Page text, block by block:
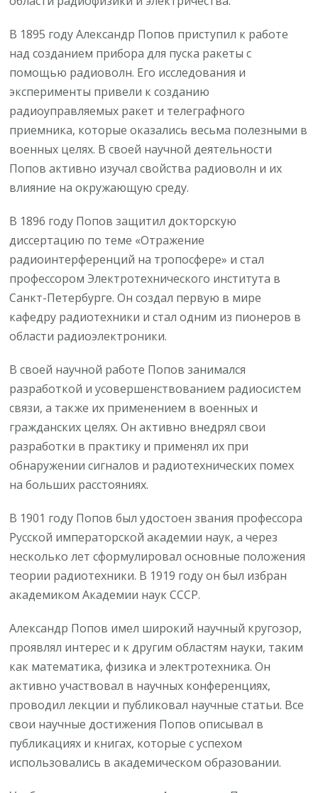
В 1895 году Александр Попов приступил к работе
над созданием прибора для пуска ракеты с
помощью радиоволн. Его исследования и
эксперименты привели к созданию
радиоуправляемых ракет и телеграфного
приемника, которые оказались весьма полезными в
военных целях. В своей научной деятельности
Попов активно изучал свойства радиоволн и их
влияние на окружающую среду.
В 1896 году Попов защитил докторскую
диссертацию по теме «Отражение
радиоинтерференций на тропосфере» и стал
профессором Электротехнического института в
Санкт-Петербурге. Он создал первую в мире
кафедру радиотехники и стал одним из пионеров в
области радиоэлектроники.
В своей научной работе Попов занимался
разработкой и усовершенствованием радиосистем
связи, а также их применением в военных и
гражданских целях. Он активно внедрял свои
разработки в практику и применял их при
обнаружении сигналов и радиотехнических помех
на больших расстояниях.
В 1901 году Попов был удостоен звания профессора
Русской императорской академии наук, а через
несколько лет сформулировал основные положения
теории радиотехники. В 1919 году он был избран
академиком Академии наук СССР.
Александр Попов имел широкий научный кругозор,
проявлял интерес и к другим областям науки, таким
как математика, физика и электротехника. Он
активно участвовал в научных конференциях,
проводил лекции и публиковал научные статьи. Все
свои научные достижения Попов описывал в
публикациях и книгах, которые с успехом
использовались в академическом образовании.